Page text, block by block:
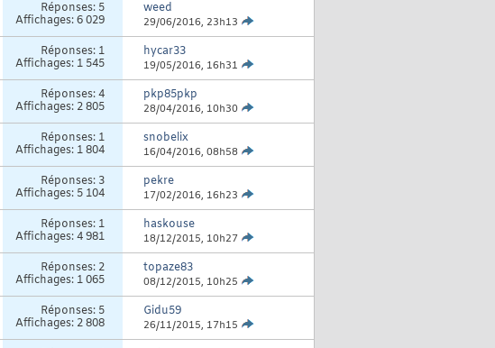
Réponses: 5
Affichages: 6 029
weed
29/06/2016, 23h13
Réponses: 1
Affichages: 1 545
hycar33
19/05/2016, 16h31
Réponses:4
Affichages: 2 805
pkp85pkp
28/04/2016, 10h30
Réponses: 1
Affichages: 1 804
snobelix
16/04/2016, 08h58
Réponses: 3
Affichages: 5 104
pekre
17/02/2016, 16h23
Réponses: 1
Affichages: 4 981
haskouse
18/12/2015, 10h27
Réponses: 2
Affichages: 1 065
topaze83
08/12/2015, 10h25
Réponses: 5
Affichages: 2 808
Gidu59
26/11/2015, 17h15